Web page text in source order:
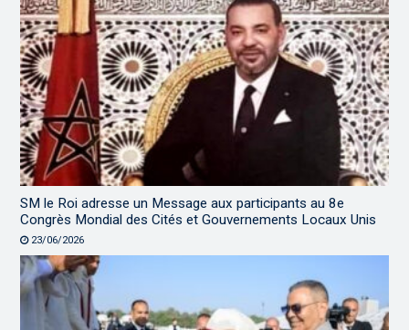
SM le Roi adresse un Message aux participants au 8e
Congrès Mondial des Cités et Gouvernements Locaux Unis
23/06/2026